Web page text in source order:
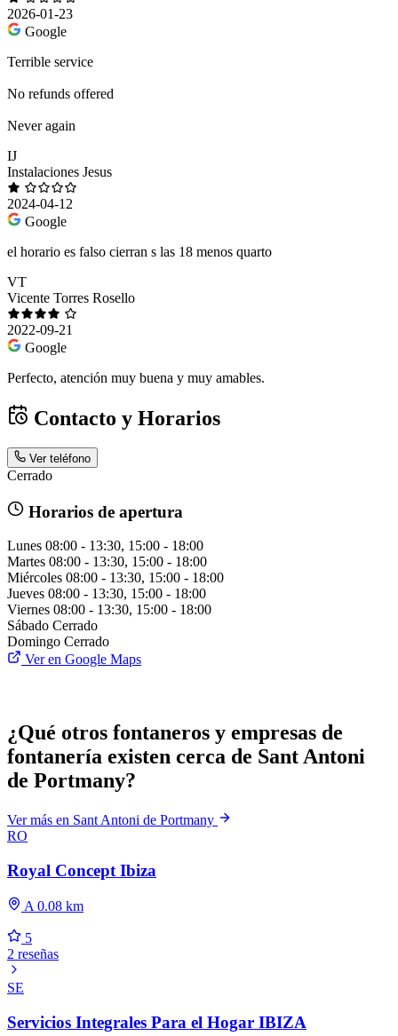
2026-01-23
Google
Terrible service
No refunds offered
Never again
IJ
Instalaciones Jesus
2024-04-12
Google
el horario es falso cierran s las 18 menos quarto
VT
Vicente Torres Rosello
2022-09-21
Google
Perfecto, atención muy buena y muy amables.
Contacto y Horarios
Ver teléfono
Cerrado
Horarios de apertura
Lunes 08:00 - 13:30, 15:00 - 18:00
Martes 08:00 - 13:30, 15:00 - 18:00
Miércoles 08:00 - 13:30, 15:00 - 18:00
Jueves 08:00 - 13:30, 15:00 - 18:00
Viernes 08:00 - 13:30, 15:00 - 18:00
Sábado Cerrado
Domingo Cerrado
Ver en Google Maps
¿Qué otros fontaneros y empresas de
fontanería existen cerca de Sant Antoni
de Portmany?
Ver más en Sant Antoni de Portmany
RO
Royal Concept Ibiza
A 0.08 km
5
2 reseñas
SE
Servicios Integrales Para el Hogar IBIZA